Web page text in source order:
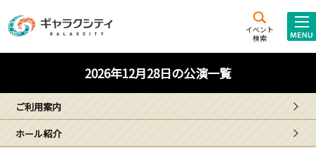
イベント
検索
施設案内
西新井
文化ホール
ギャラクシティとは
2026年12月28日の公演一覧
ご利用案内
ホール紹介